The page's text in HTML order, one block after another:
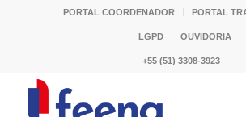
PORTAL COORDENADOR PORTAL
LGPD OUVIDORIA
+55 (51) 3308-3923